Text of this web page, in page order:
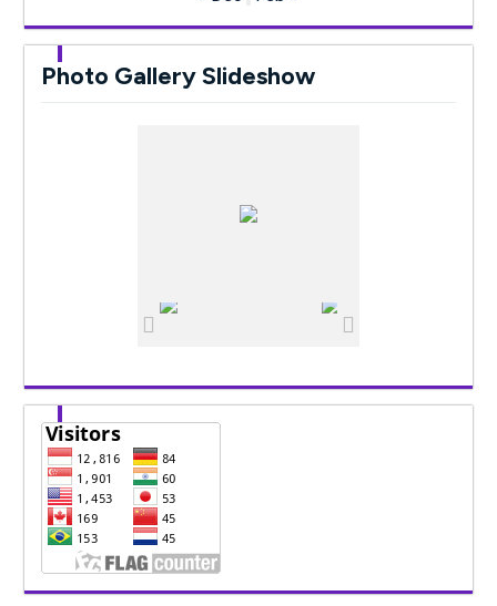
Photo Gallery Slideshow